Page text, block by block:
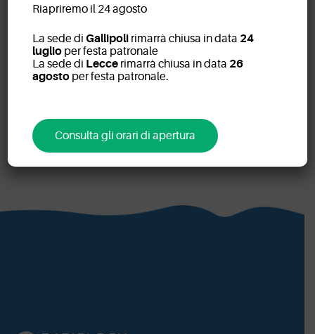
IEO – Istituto
Oncologia
Riapriremo il 24 agosto
La sede diGallipoli rimarrà chiusa in data 24
luglio per festa patronale
La sede di Lecce rimarrà chiusa in data 26
agosto per festa patronale.
Consulta gli orari di apertura